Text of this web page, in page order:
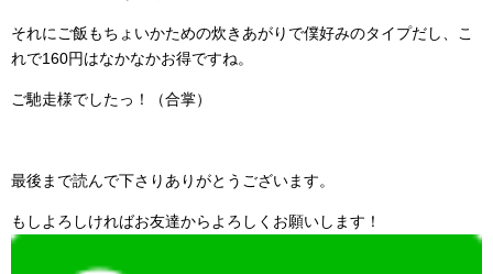
それにご飯もちょいかための炊きあがりで僕好みのタイプだし、こ
れで160円はなかなかお得ですね。
ご馳走様でしたっ！（合掌）
最後まで読んで下さりありがとうございます。
もしよろしければお友達からよろしくお願いします！